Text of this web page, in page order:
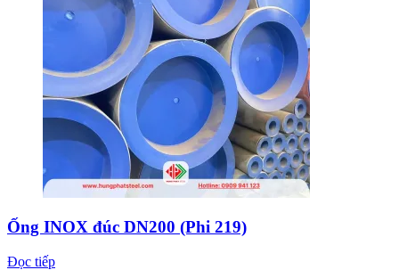
Ống INOX đúc DN200 (Phi 219)
Đọc tiếp